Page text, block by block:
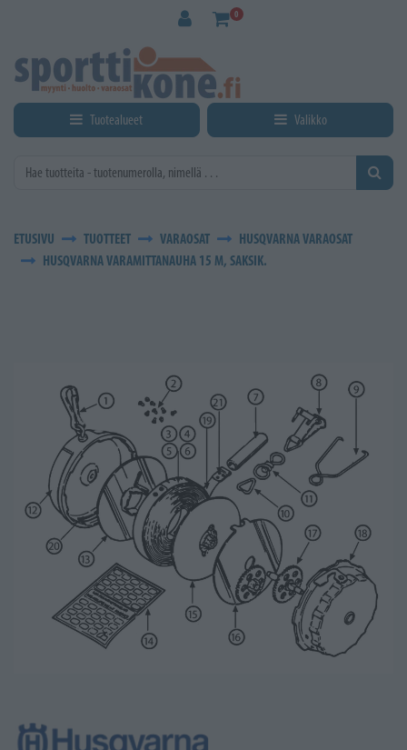
0
Tuotealueet Valikko
ETUSIVU TUOTTEET VARAOSAT
HUSQVARNA VARAOSAT
HUSQVARNA VARAMITTANAUHA 15 M, SAKSIK.